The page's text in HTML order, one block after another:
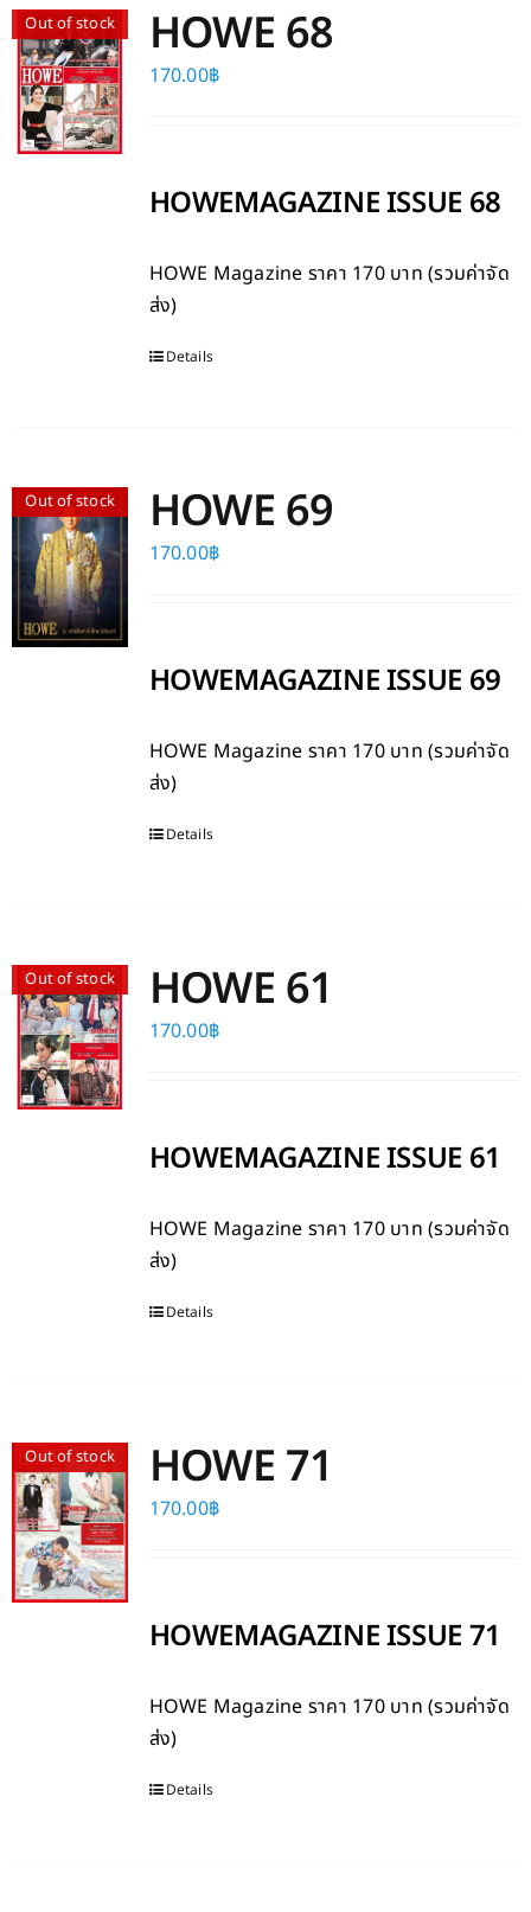
Out of stock HOWE 68
170.00฿
HOWEMAGAZINE ISSUE 68
HOWE Magazine ราคา 170 บาท (รวมค่าจัด
ส่ง)
Details
Out of stock HOWE 69
170.00฿
HOWEMAGAZINE ISSUE 69
HOWE Magazine ราคา 170 บาท (รวมค่าจัด
ส่ง)
Details
Out of stock HOWE 61
170.00฿
HOWEMAGAZINE ISSUE 61
HOWE Magazine ราคา 170 บาท (รวมค่าจัด
ส่ง)
Details
Out of stock HOWE 71
170.00฿
HOWEMAGAZINE ISSUE 71
HOWE Magazine ราคา 170 บาท (รวมค่าจัด
ส่ง)
Details